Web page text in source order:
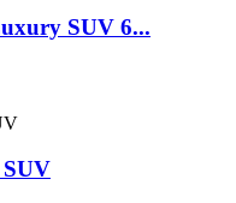
SUV 6...